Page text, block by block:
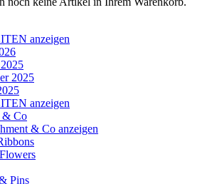
anzeigen
2025
anzeigen
& Co
& Co anzeigen
Pins